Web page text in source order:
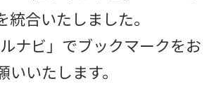
統合いたしました。
ルナビ」でブックマークをお
いいたします。